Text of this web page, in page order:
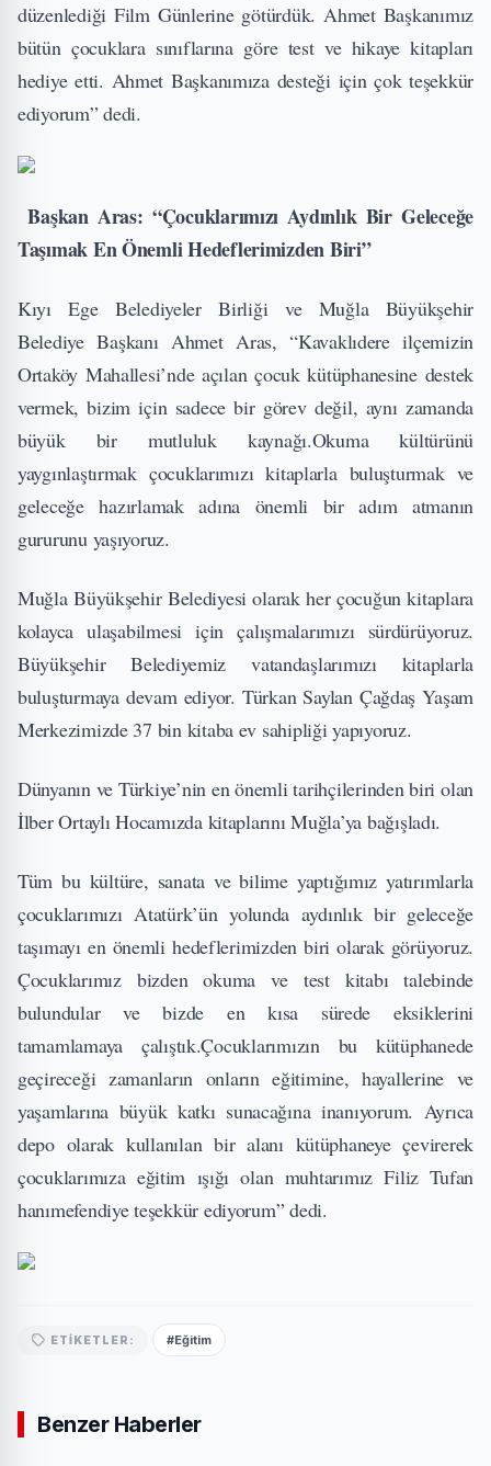
düzenlediği Film Günlerine götürdük. Ahmet Başkanımız
bütün çocuklara sınıflarına göre test ve hikaye kitapları
hediye etti. Ahmet Başkanımıza desteği için çok teşekkür
ediyorum” dedi.
Başkan Aras: “Çocuklarımızı Aydınlık Bir Geleceğe
Taşımak En Önemli Hedeflerimizden Biri”
Kıyı Ege Belediyeler Birliği ve Muğla Büyükşehir
Belediye Başkanı Ahmet Aras, “Kavaklıdere ilçemizin
Ortaköy Mahallesi’nde açılan çocuk kütüphanesine destek
vermek, bizim için sadece bir görev değil, aynı zamanda
büyük bir mutluluk kaynağı.Okuma kültürünü
yaygınlaştırmak çocuklarımızı kitaplarla buluşturmak ve
geleceğe hazırlamak adına önemli bir adım atmanın
gururunu yaşıyoruz.
Muğla Büyükşehir Belediyesi olarak her çocuğun kitaplara
kolayca ulaşabilmesi için çalışmalarımızı sürdürüyoruz.
Büyükşehir Belediyemiz vatandaşlarımızı kitaplarla
buluşturmaya devam ediyor. Türkan Saylan Çağdaş Yaşam
Merkezimizde 37 bin kitaba ev sahipliği yapıyoruz.
Dünyanın ve Türkiye’nin en önemli tarihçilerinden biri olan
İlber Ortaylı Hocamızda kitaplarını Muğla’ya bağışladı.
Tüm bu kültüre, sanata ve bilime yaptığımız yatırımlarla
çocuklarımızı Atatürk’ün yolunda aydınlık bir geleceğe
taşımayı en önemli hedeflerimizden biri olarak görüyoruz.
Çocuklarımız bizden okuma ve test kitabı talebinde
bulundular ve bizde en kısa sürede eksiklerini
tamamlamaya çalıştık.Çocuklarımızın bu kütüphanede
geçireceği zamanların onların eğitimine, hayallerine ve
yaşamlarına büyük katkı sunacağına inanıyorum. Ayrıca
depo olarak kullanılan bir alanı kütüphaneye çevirerek
çocuklarımıza eğitim ışığı olan muhtarımız Filiz Tufan
hanımefendiye teşekkür ediyorum” dedi.
ETIKETLER: #Eğitim
Benzer Haberler